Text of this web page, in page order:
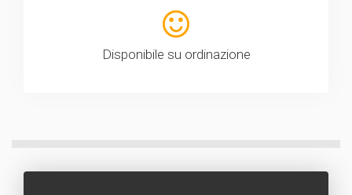
Disponibile su ordinazione